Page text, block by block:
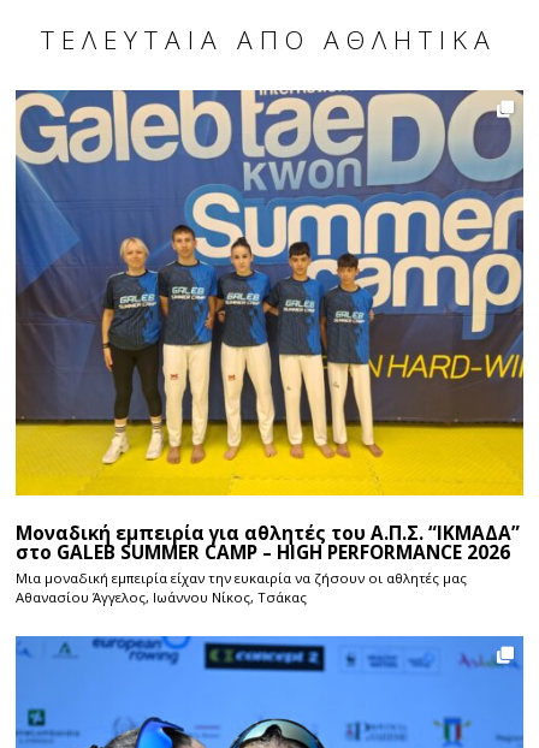
ΤΕΛΕΥΤΑΊΑ ΑΠΌ ΑΘΛΗΤΙΚΆ
Μοναδική εμπειρία για αθλητές του Α.Π.Σ. “ΙΚΜΑΔΑ”
στο GALEB SUMMER CAMP – HIGH PERFORMANCE 2026
Μια μοναδική εμπειρία είχαν την ευκαιρία να ζήσουν οι αθλητές μας
Αθανασίου Άγγελος, Ιωάννου Νίκος, Τσάκας